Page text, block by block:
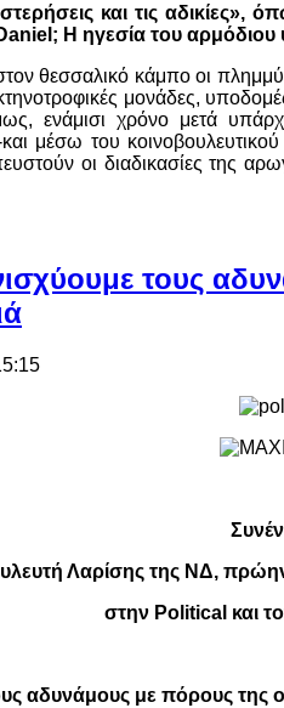
και τις
Η ηγεσία του αρμόδιου
θεσσαλικό κάμπο οι
μονάδες,
ενάμισι χρόνο μετά
και μέσω του
οι διαδικασίες της
τους
Λαρίσης της ΝΔ,
στην Political και
αδυνάμους με πόρους της